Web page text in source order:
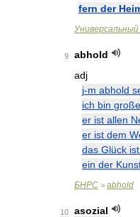
fern der
Универсальный
9
abhold
adj
j-m abhold
ich bin
er ist allen
er ist dem
das Glück ist
ein der
БНРС > abhold
10
asozial